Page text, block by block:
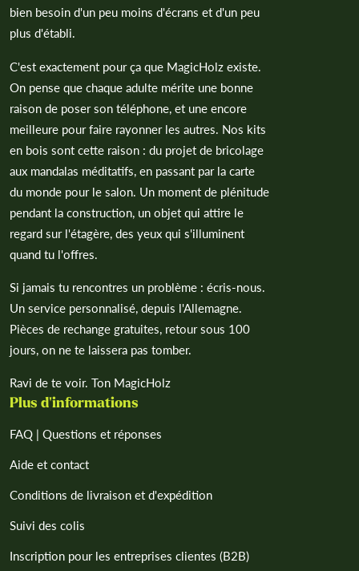
bien besoin d'un peu moins d'écrans et d'un peu
plus d'établi.
C'est exactement pour ça que MagicHolz existe.
On pense que chaque adulte mérite une bonne
raison de poser son téléphone, et une encore
meilleure pour faire rayonner les autres. Nos kits
en bois sont cette raison : du projet de bricolage
aux mandalas méditatifs, en passant par la carte
du monde pour le salon. Un moment de plénitude
pendant la construction, un objet qui attire le
regard sur l'étagère, des yeux qui s'illuminent
quand tu l'offres.
Si jamais tu rencontres un problème : écris-nous.
Un service personnalisé, depuis l'Allemagne.
Pièces de rechange gratuites, retour sous 100
jours, on ne te laissera pas tomber.
Ravi de te voir. Ton MagicHolz
Plus d'informations
FAQ | Questions et réponses
Aide et contact
Conditions de livraison et d'expédition
Suivi des colis
Inscription pour les entreprises clientes (B2B)